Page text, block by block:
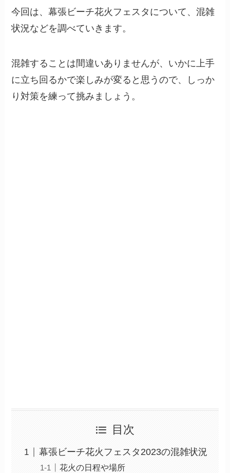
今回は、幕張ビーチ花火フェスタについて、混雑
状況などを調べていきます。
混雑することは間違いありませんが、いかに上手
に立ち回るかで楽しみが変ると思うので、しっか
り対策を練って挑みましょう。
目次
幕張ビーチ花火フェスタ2023の混雑状況
花火の日程や場所